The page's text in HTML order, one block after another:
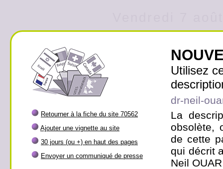
Retourner à la fiche du site 70562
Ajouter une vignette au site
30 jours (ou +) en haut des pages
Envoyer un communiqué de presse
Utilisez
dr-neil-
La
obsolète,
de cette
qui décrit
Neil OUAR